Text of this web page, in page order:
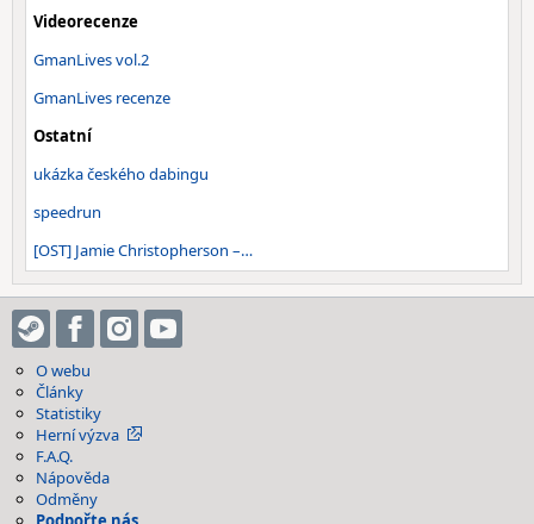
Videorecenze
GmanLives vol.2
GmanLives recenze
Ostatní
ukázka českého dabingu
speedrun
[OST] Jamie Christopherson –…
O webu
Články
Statistiky
Herní výzva
F.A.Q.
Nápověda
Odměny